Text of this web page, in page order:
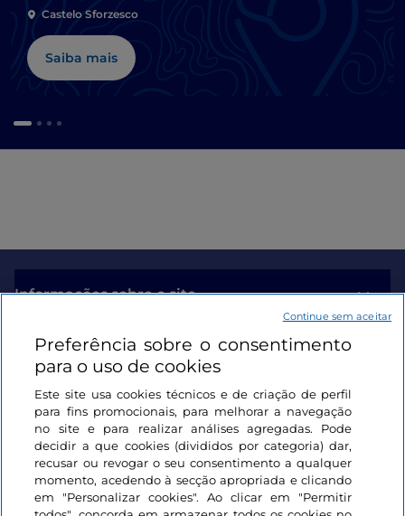
Castelo Sforzesco
Saiba mais
Informações sobre o site
Ligações úteis
Iniciar sessão
Mantenha-se em contacto
Preferência sobre o consentimento
para o uso de cookies
Este site usa cookies técnicos e de criação de perfil
para fins promocionais, para melhorar a navegação
no site e para realizar análises agregadas. Pode
decidir a que cookies (divididos por categoria) dar,
recusar ou revogar o seu consentimento a qualquer
momento, acedendo à secção apropriada e clicando
em "Personalizar cookies". Ao clicar em "Permitir
Continue sem aceitar